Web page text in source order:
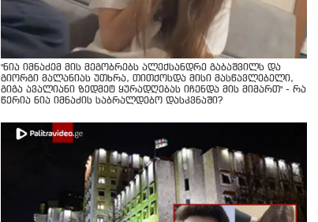
"ნია იმნაძემ მის მეგობრებს ალექსანდრე გაბაშვილს და
გიორგი მალანიას უთხრა, თითქოსდა მისი მასწავლებელი,
გიგა ავალიანი ზედმეტ ყურადღებას იჩენდა მის მიმართ" - რა
წერია ნია იმნაძის საბრალდებო დასკვნაში?